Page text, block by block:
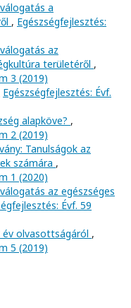
a
, Egészségfejlesztés:
az
területéről ,
3 (2019)
Egészségfejlesztés: Évf.
alapköve? ,
2 (2019)
Tanulságok az
számára ,
1 (2020)
az egészséges
Évf. 59
év olvasottságáról ,
5 (2019)